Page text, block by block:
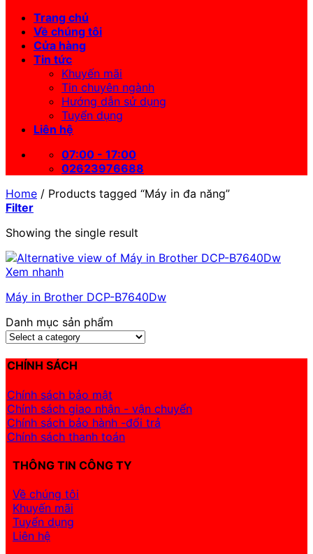
Trang chủ
Về chúng tôi
Cửa hàng
Tin tức
Khuyến mãi
Tin chuyên ngành
Hướng dẫn sử dụng
Tuyển dụng
Liên hệ
07:00 - 17:00
02623976688
Home / Products tagged “Máy in đa năng”
Filter
Showing the single result
Xem nhanh
Máy in Brother DCP-B7640Dw
Danh mục sản phẩm
CHÍNH SÁCH
Chính sách bảo mật
Chính sách giao nhận - vận chuyển
Chính sách bảo hành -đổi trả
Chính sách thanh toán
THÔNG TIN CÔNG TY
Về chúng tôi
Khuyến mãi
Tuyển dụng
Liên hệ